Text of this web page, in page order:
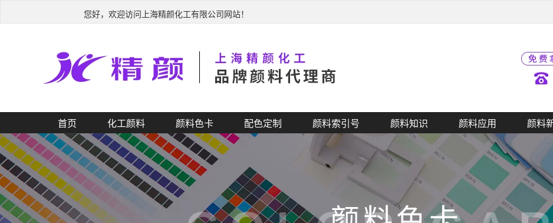
您好，欢迎访问上海精颜化工有限公司网站！
首页 化工颜料 颜料色卡 配色定制 颜料索引号 颜料知识 颜料应用 颜料